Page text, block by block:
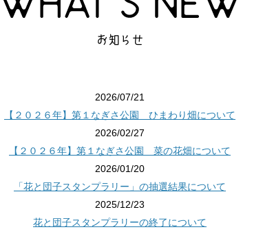
お知らせ
2026/07/21
【２０２６年】第１なぎさ公園 ひまわり畑について
2026/02/27
【２０２６年】第１なぎさ公園 菜の花畑について
2026/01/20
「花と団子スタンプラリー」の抽選結果について
2025/12/23
花と団子スタンプラリーの終了について